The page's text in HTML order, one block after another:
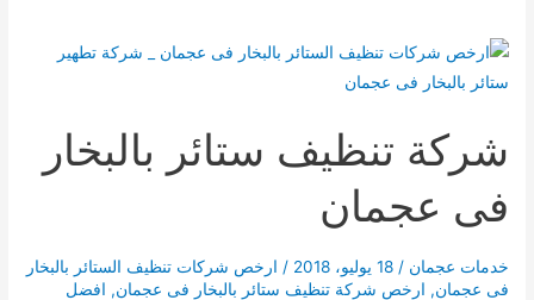
شركة تنظيف ستائر بالبخار
فى عجمان
خدمات عجمان /18 يوليو، 2018 / ارخص شركات تنظيف الستائر بالبخار
فى عجمان, ارخص شركة تنظيف ستائر بالبخار فى عجمان, افضل